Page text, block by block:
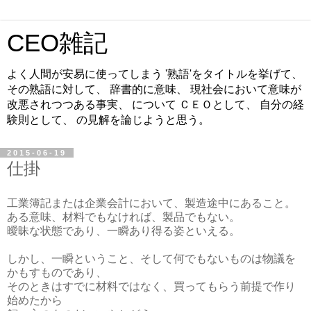
CEO雑記
よく人間が安易に使ってしまう '熟語'をタイトルを挙げて、
その熟語に対して、 辞書的に意味、 現社会において意味が
改悪されつつある事実、 について ＣＥＯとして、 自分の経
験則として、 の見解を論じようと思う。
2015-06-19
仕掛
工業簿記または企業会計において、製造途中にあること。
ある意味、材料でもなければ、製品でもない。
曖昧な状態であり、一瞬あり得る姿といえる。
しかし、一瞬ということ、そして何でもないものは物議を
かもすものであり、
そのときはすでに材料ではなく、買ってもらう前提で作り
始めたから